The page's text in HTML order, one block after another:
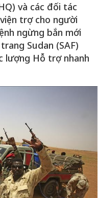
và các đối tác
trợ cho người
ngừng bắn mới
Sudan (SAF)
lượng Hỗ trợ nhanh